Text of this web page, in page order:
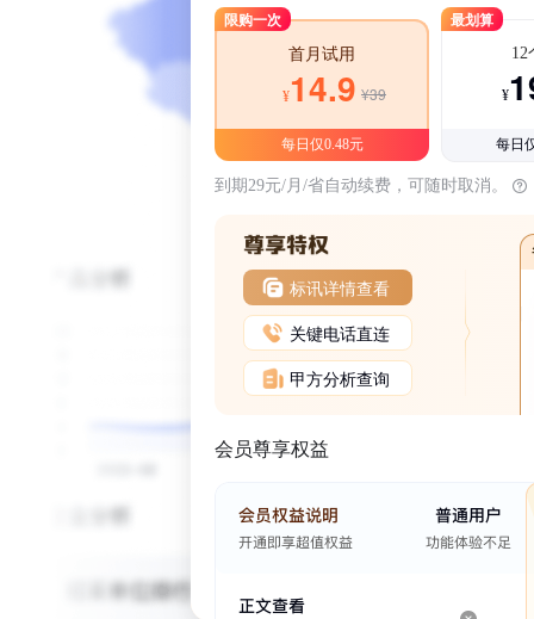
限购一次
首月试用
¥14.9 ¥39
每日仅0.48元
最划算
12
¥
每日
到期29元/月/省自动续费，可随时取消。
标讯详情查看
关键电话直连
甲方分析查询
会员尊享权益